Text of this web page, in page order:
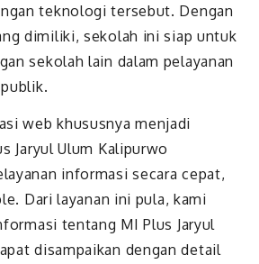
teknologi tersebut. Dengan
dimiliki, sekolah ini siap untuk
sekolah lain dalam pelayanan
web khususnya menjadi
Jaryul Ulum Kalipurwo
informasi secara cepat,
Dari layanan ini pula, kami
tentang MI Plus Jaryul
disampaikan dengan detail